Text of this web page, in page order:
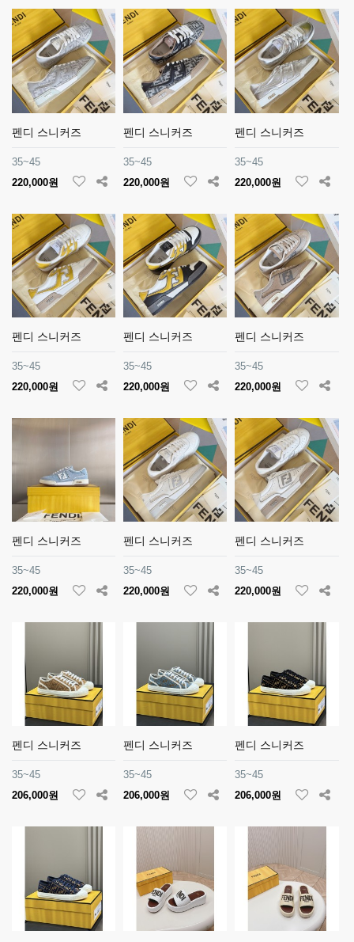
펜디 스니커즈
35~45
220,000원
펜디 스니커즈
35~45
220,000원
펜디 스니커즈
35~45
220,000원
펜디 스니커즈
35~45
220,000원
펜디 스니커즈
35~45
220,000원
펜디 스니커즈
35~45
220,000원
펜디 스니커즈
35~45
220,000원
펜디 스니커즈
35~45
220,000원
펜디 스니커즈
35~45
220,000원
펜디 스니커즈
35~45
206,000원
펜디 스니커즈
35~45
206,000원
펜디 스니커즈
35~45
206,000원